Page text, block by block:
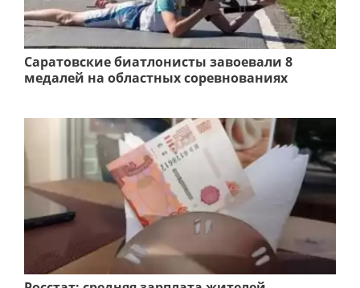
Саратовские биатлонисты завоевали 8
медалей на областных соревнованиях